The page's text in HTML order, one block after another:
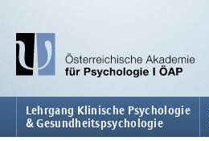
Lehrgang Klinische Psychologie
& Gesundheitspsychologie